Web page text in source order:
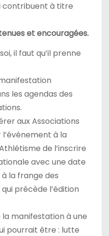
contribuent à titre
et encouragées.
il faut qu’il prenne
les agendas des
aux Associations
à la
de l’inscrire
avec une date
la frange des
précède l’édition
manifestation à une
pourrait être : lutte